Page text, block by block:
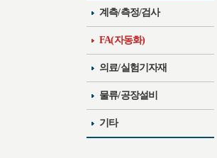
계측/측정/검사
FA(자동화)
의료/실험기자재
물류/공장설비
기타